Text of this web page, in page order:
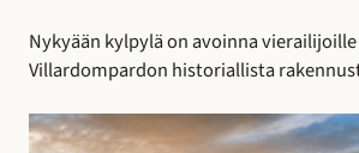
Nykyään kylpylä on avoinna vierailijoille
Villardompardon historiallista